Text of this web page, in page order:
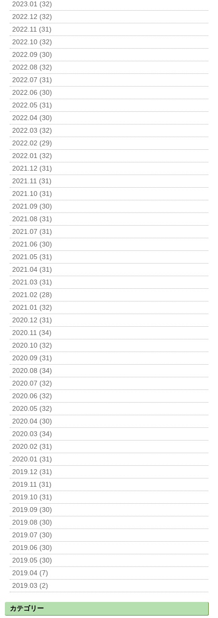
2023.01 (32)
2022.12 (32)
2022.11 (31)
2022.10 (32)
2022.09 (30)
2022.08 (32)
2022.07 (31)
2022.06 (30)
2022.05 (31)
2022.04 (30)
2022.03 (32)
2022.02 (29)
2022.01 (32)
2021.12 (31)
2021.11 (31)
2021.10 (31)
2021.09 (30)
2021.08 (31)
2021.07 (31)
2021.06 (30)
2021.05 (31)
2021.04 (31)
2021.03 (31)
2021.02 (28)
2021.01 (32)
2020.12 (31)
2020.11 (34)
2020.10 (32)
2020.09 (31)
2020.08 (34)
2020.07 (32)
2020.06 (32)
2020.05 (32)
2020.04 (30)
2020.03 (34)
2020.02 (31)
2020.01 (31)
2019.12 (31)
2019.11 (31)
2019.10 (31)
2019.09 (30)
2019.08 (30)
2019.07 (30)
2019.06 (30)
2019.05 (30)
2019.04 (7)
2019.03 (2)
カテゴリー